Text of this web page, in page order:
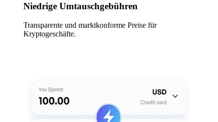
Niedrige Umtauschgebühren
Transparente und marktkonforme Preise für
Kryptogeschäfte.